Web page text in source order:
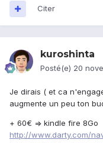
Citer
kuroshinta
Posté(e) 20
Je dirais ( et ca
augmente un peu ton
+ 60€ => kindle fire 8Go
http://www.darty.com/